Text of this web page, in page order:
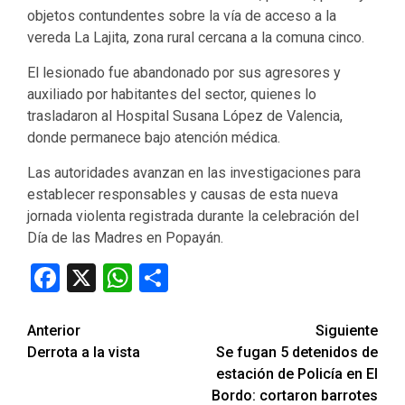
objetos contundentes sobre la vía de acceso a la
vereda La Lajita, zona rural cercana a la comuna cinco.
El lesionado fue abandonado por sus agresores y
auxiliado por habitantes del sector, quienes lo
trasladaron al Hospital Susana López de Valencia,
donde permanece bajo atención médica.
Las autoridades avanzan en las investigaciones para
establecer responsables y causas de esta nueva
jornada violenta registrada durante la celebración del
Día de las Madres en Popayán.
Facebook
X WhatsApp
Seguir
leyendo
Anterior
Derrota a la vista
Siguiente
Se fugan 5 detenidos de
estación de Policía en El
Bordo: cortaron barrotes